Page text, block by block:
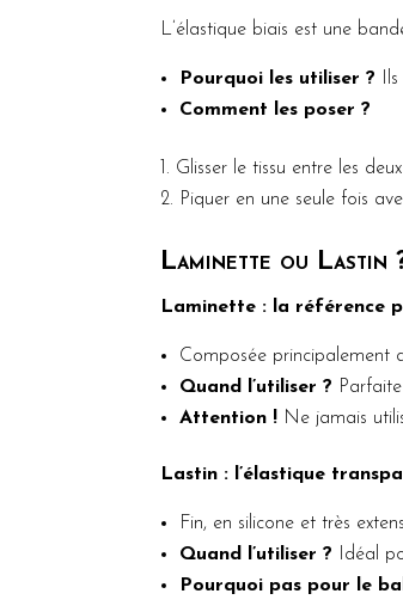
L’élastique biais est une
Pourquoi les utiliser ?
Comment les poser ?
Glisser le tissu entre les
Piquer en une seule fois
Laminette ou Lastin
Laminette : la référence
Composée principalement
Quand l’utiliser ?
Attention ! Ne jamais
Lastin : l’élastique
Fin, en silicone et très
Quand l’utiliser ? Idéal
Pourquoi pas pour le